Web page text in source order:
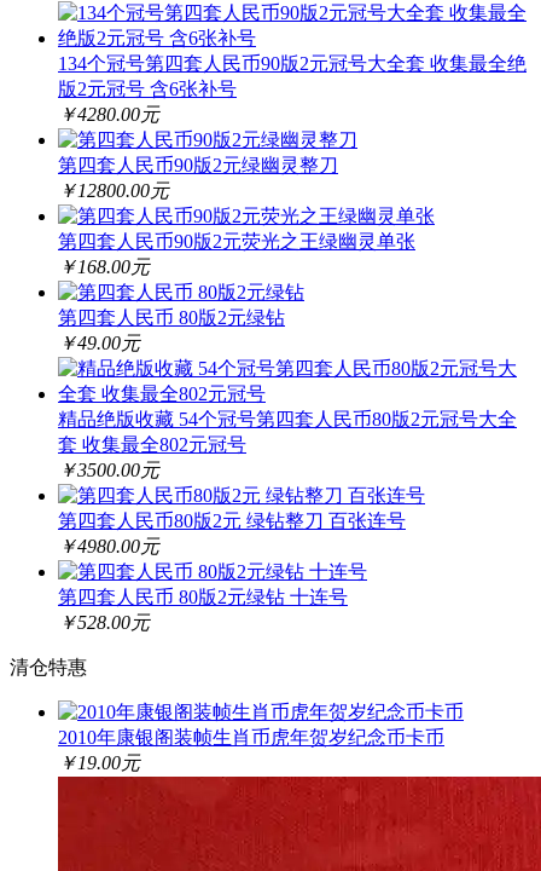
134个冠号第四套人民币90版2元冠号大全套 收集最全绝
版2元冠号 含6张补号
￥4280.00元
第四套人民币90版2元绿幽灵整刀
￥12800.00元
第四套人民币90版2元荧光之王绿幽灵单张
￥168.00元
第四套人民币 80版2元绿钻
￥49.00元
精品绝版收藏 54个冠号第四套人民币80版2元冠号大全
套 收集最全802元冠号
￥3500.00元
第四套人民币80版2元 绿钻整刀 百张连号
￥4980.00元
第四套人民币 80版2元绿钻 十连号
￥528.00元
清仓特惠
2010年康银阁装帧生肖币虎年贺岁纪念币卡币
￥19.00元